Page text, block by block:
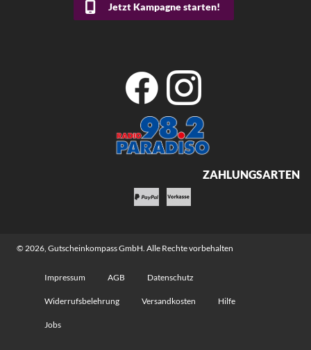
Jetzt Kampagne starten!
ZAHLUNGSARTEN
© 2026, Gutscheinkompass GmbH . Alle Rechte vorbehalten
Impressum AGB Datenschutz
Widerrufsbelehrung Versandkosten Hilfe
Jobs